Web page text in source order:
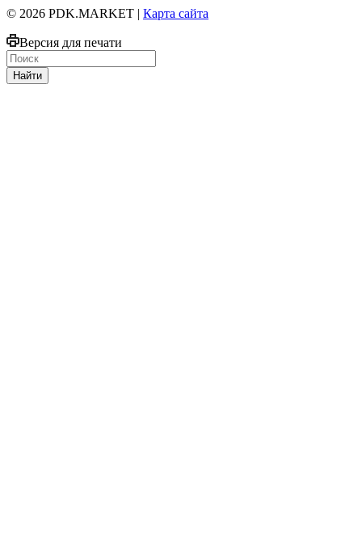
© 2026 PDK.MARKET | Карта сайта
Версия для печати
Найти